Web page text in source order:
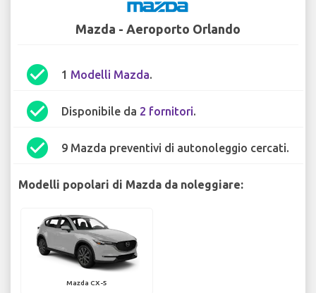
Mazda - Aeroporto Orlando
check_circle 1 Modelli Mazda.
check_circle Disponibile da 2 fornitori.
check_circle 9 Mazda preventivi di autonoleggio cercati.
Modelli popolari di Mazda da noleggiare:
Mazda CX-5